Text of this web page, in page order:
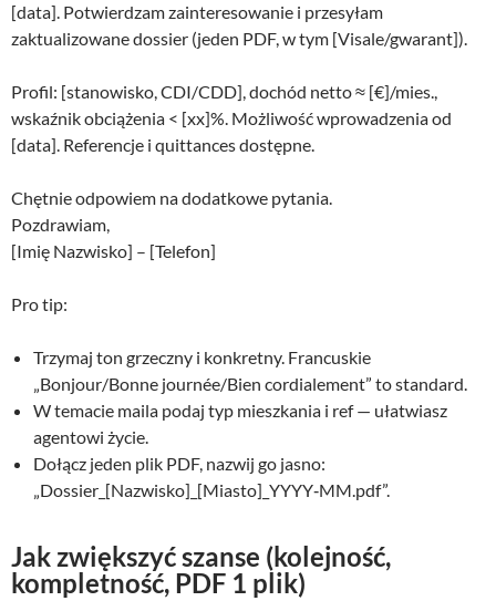
[data]. Potwierdzam zainteresowanie i przesyłam
zaktualizowane dossier (jeden PDF, w tym [Visale/gwarant]).
Profil: [stanowisko, CDI/CDD], dochód netto ≈ [€]/mies.,
wskaźnik obciążenia < [xx]%. Możliwość wprowadzenia od
[data]. Referencje i quittances dostępne.
Chętnie odpowiem na dodatkowe pytania.
Pozdrawiam,
[Imię Nazwisko] – [Telefon]
Pro tip:
Trzymaj ton grzeczny i konkretny. Francuskie
„Bonjour/Bonne journée/Bien cordialement” to standard.
W temacie maila podaj typ mieszkania i ref — ułatwiasz
agentowi życie.
Dołącz jeden plik PDF, nazwij go jasno:
„Dossier_[Nazwisko]_[Miasto]_YYYY‑MM.pdf”.
Jak zwiększyć szanse (kolejność,
kompletność, PDF 1 plik)